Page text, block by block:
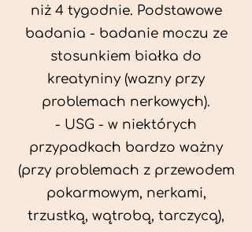
niż 4 tygodnie. Podstawowe
badania - badanie moczu ze
stosunkiem białka do
kreatyniny (wazny przy
problemach nerkowych).
- USG - w niektórych
przypadkach bardzo ważny
(przy problemach z przewodem
pokarmowym, nerkami,
trzustką, wątrobą, tarczycą),